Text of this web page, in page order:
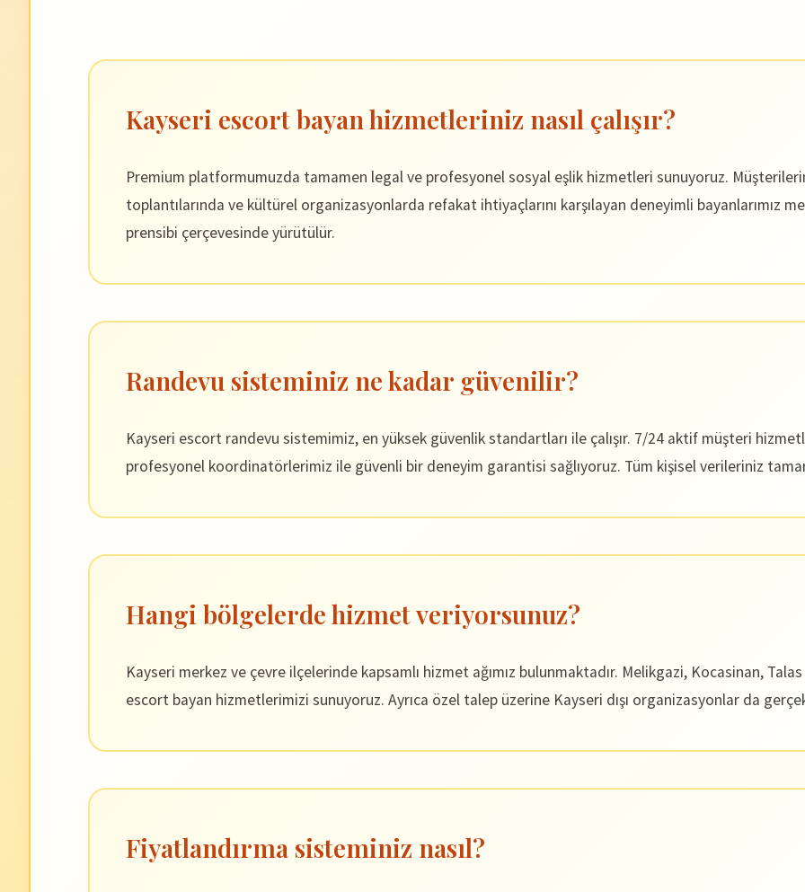
Kayseri escort bayan hizmetleriniz nasıl çalışır?
Premium platformumuzda tamamen legal ve profesyonel sosyal eşlik hizmetleri sunuyoruz.
toplantılarında ve kültürel organizasyonlarda refakat ihtiyaçlarını karşılayan deneyimli bayanlarımız
prensibi çerçevesinde yürütülür.
Randevu sisteminiz ne kadar güvenilir?
Kayseri escort randevu sistemimiz, en yüksek güvenlik standartları ile çalışır. 7/24 aktif müşteri
profesyonel koordinatörlerimiz ile güvenli bir deneyim garantisi sağlıyoruz. Tüm kişisel verileriniz
Hangi bölgelerde hizmet veriyorsunuz?
Kayseri merkez ve çevre ilçelerinde kapsamlı hizmet ağımız bulunmaktadır. Melikgazi, Kocasinan,
escort bayan hizmetlerimizi sunuyoruz. Ayrıca özel talep üzerine Kayseri dışı organizasyonlar da
Fiyatlandırma sisteminiz nasıl?